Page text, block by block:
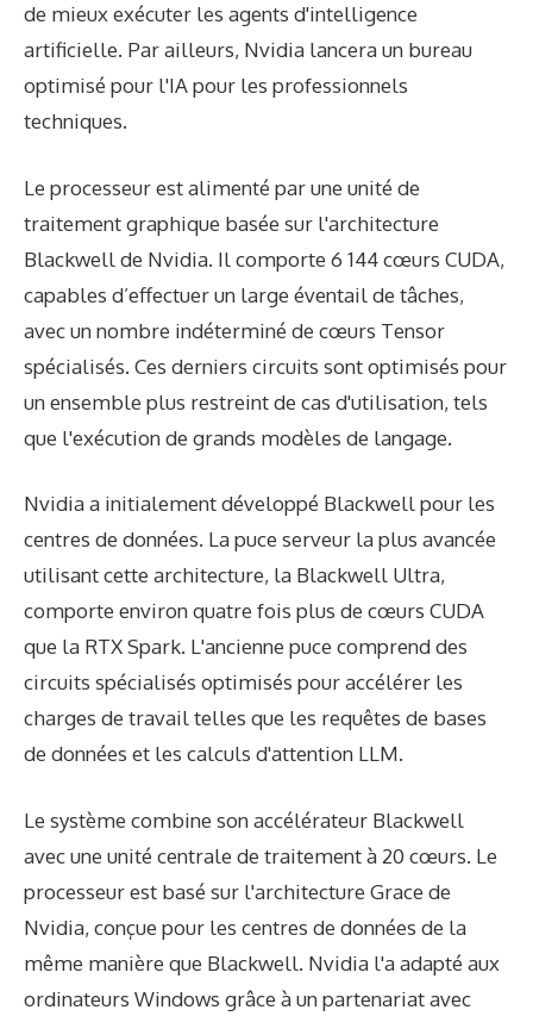
de mieux exécuter les agents d'intelligence
artificielle. Par ailleurs, Nvidia lancera un bureau
optimisé pour l'IA pour les professionnels
techniques.
Le processeur est alimenté par une unité de
traitement graphique basée sur l'architecture
Blackwell de Nvidia. Il comporte 6 144 cœurs CUDA,
capables d’effectuer un large éventail de tâches,
avec un nombre indéterminé de cœurs Tensor
spécialisés. Ces derniers circuits sont optimisés pour
un ensemble plus restreint de cas d'utilisation, tels
que l'exécution de grands modèles de langage.
Nvidia a initialement développé Blackwell pour les
centres de données. La puce serveur la plus avancée
utilisant cette architecture, la Blackwell Ultra,
comporte environ quatre fois plus de cœurs CUDA
que la RTX Spark. L'ancienne puce comprend des
circuits spécialisés optimisés pour accélérer les
charges de travail telles que les requêtes de bases
de données et les calculs d'attention LLM.
Le système combine son accélérateur Blackwell
avec une unité centrale de traitement à 20 cœurs. Le
processeur est basé sur l'architecture Grace de
Nvidia, conçue pour les centres de données de la
même manière que Blackwell. Nvidia l'a adapté aux
ordinateurs Windows grâce à un partenariat avec